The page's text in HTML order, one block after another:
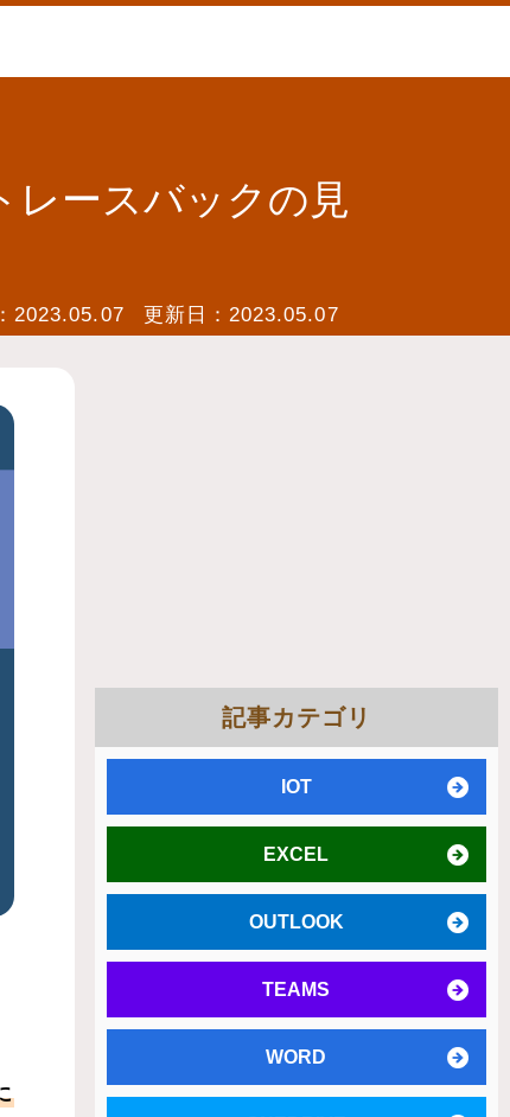
レースバックの見
2023.05.07 更新日： 2023.05.07
記事カテゴリ
IOT
EXCEL
OUTLOOK
TEAMS
WORD